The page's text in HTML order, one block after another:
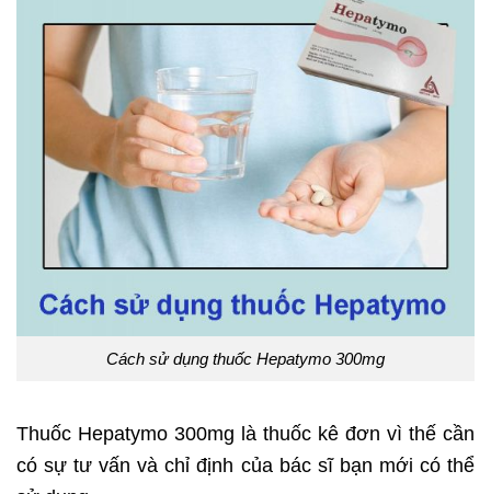
Cách sử dụng thuốc Hepatymo 300mg
Thuốc Hepatymo 300mg là thuốc kê đơn vì thế cần
có sự tư vấn và chỉ định của bác sĩ bạn mới có thể